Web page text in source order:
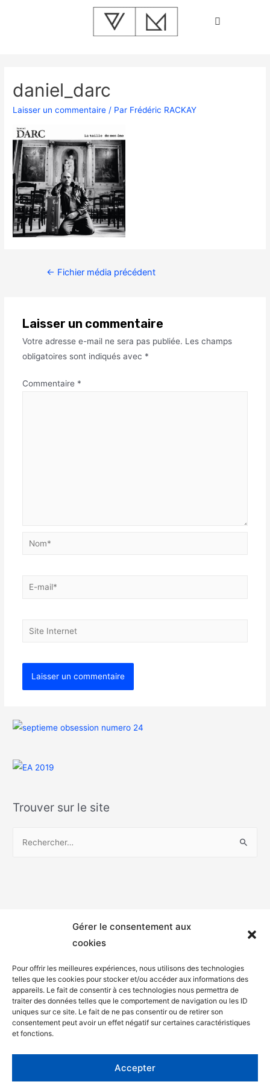
Gérer le consentement aux
cookies
Pour offrir les meilleures expériences, nous utilisons des technologies
telles que les cookies pour stocker et/ou accéder aux informations des
appareils. Le fait de consentir à ces technologies nous permettra de
traiter des données telles que le comportement de navigation ou les ID
uniques sur ce site. Le fait de ne pas consentir ou de retirer son
consentement peut avoir un effet négatif sur certaines caractéristiques
et fonctions.
Accepter
daniel_darc
Laisser un commentaire / Par Frédéric RACKAY
← Fichier média précédent
Laisser un commentaire
Votre adresse e-mail ne sera pas publiée. Les champs
obligatoires sont indiqués avec *
Commentaire *
Trouver sur le site
Mentions légales
Politique de confidentialité